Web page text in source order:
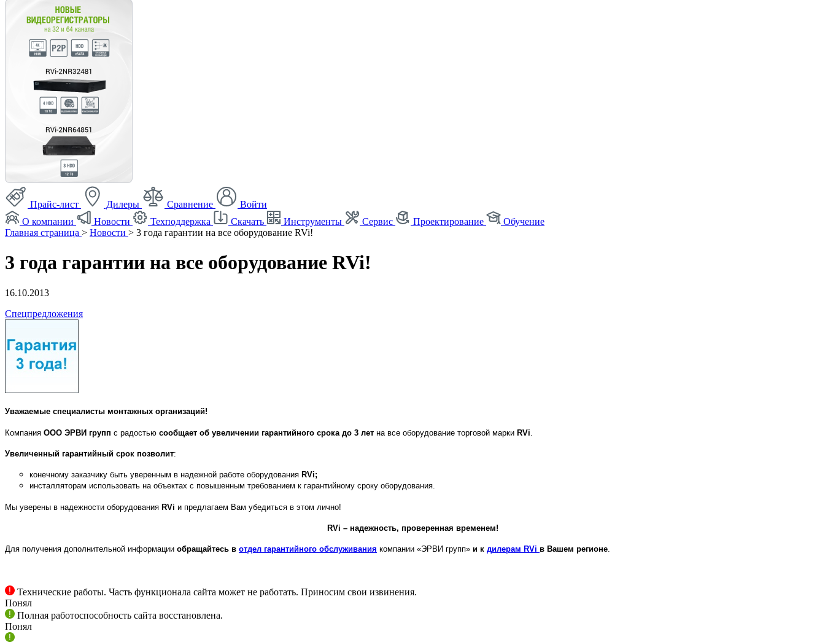
Прайс-лист Дилеры Сравнение
Войти
О компании
Новости Техподдержка Скачать Инструменты Сервис Проектирование
Обучение
Главная страница > Новости > 3 года гарантии на все оборудование RVi!
3 года гарантии на все оборудование RVi!
16.10.2013
Спецпредложения
Уважаемые специалисты монтажных организаций!
Компания ООО ЭРВИ групп с радостью сообщает об увеличении гарантийного срока до 3 лет на все оборудование торговой марки RVi
Увеличенный гарантийный срок позволит:
конечному заказчику быть уверенным в надежной работе оборудования RVi;
инсталляторам использовать на объектах с повышенным требованием к гарантийному сроку оборудования.
Мы уверены в надежности оборудования RVi и предлагаем Вам убедиться в этом лично!
RVi – надежность, проверенная временем!
Для получения дополнительной информации обращайтесь в отдел гарантийного обслуживания компании «ЭРВИ групп» и к дилерам RVi в Вашем регионе
Технические работы. Часть функционала сайта может не работать. Приносим свои извинения.
Понял
Полная работоспособность сайта восстановлена.
Понял